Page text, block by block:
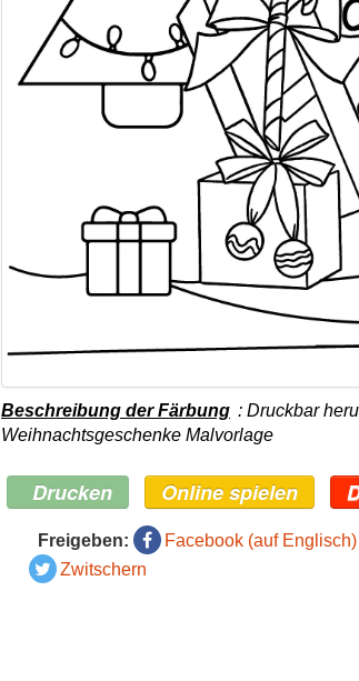
Beschreibung der Färbung : Druckbar
Weihnachtsgeschenke Malvorlage
Drucken Online spielen
Freigeben: Facebook (auf Englisch)
Zwitschern